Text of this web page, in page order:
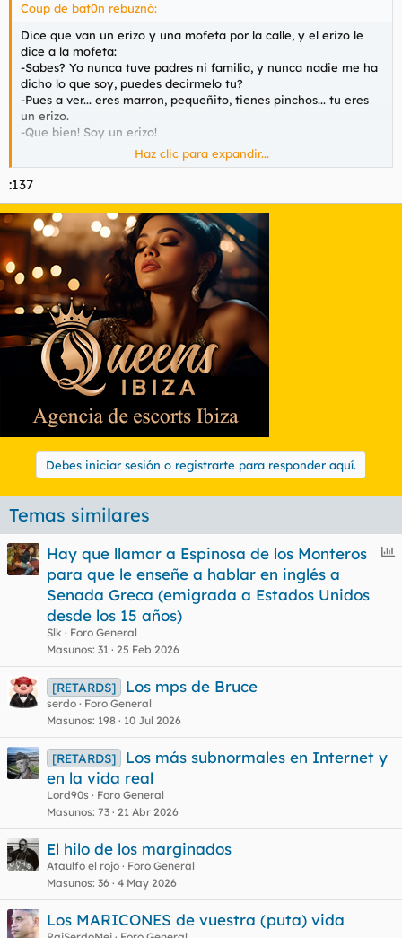
Coup de bat0n rebuznó:
Dice que van un erizo y una mofeta por la calle, y el erizo le
dice a la mofeta:
-Sabes? Yo nunca tuve padres ni familia, y nunca nadie me ha
dicho lo que soy, puedes decirmelo tu?
-Pues a ver... eres marron, pequeñito, tienes pinchos... tu eres
un erizo.
-Que bien! Soy un erizo!
Con eso, que la mofeta le dice al erizo:
-A mi me paso lo mismo, nunca nadie me ha dicho lo que soy,
-A ver... eres medio blanco, medio negro, hueles mal... tu eres
un gitano.
Haz clic para expandir...
:137
Debes iniciar sesión o registrarte para responder aquí.
Temas similares
E
t
Hay que llamar a Espinosa de los Monteros
para que le enseñe a hablar en inglés a
Senada Greca (emigrada a Estados Unidos
desde los 15 años)
Slk
Foro General
Masunos 31 25 Feb 2026
[RETARDS] Los mps de Bruce
serdo
Foro General
Masunos 198 10 Jul 2026
[RETARDS]
Los más subnormales en Internet y
en la vida real
Lord90s
Foro General
Masunos 73 21 Abr 2026
El hilo de los marginados
Ataulfo el rojo
Foro General
Masunos 36 4 May 2026
Los MARICONES de vuestra (puta) vida